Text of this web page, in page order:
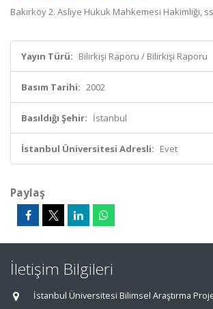
Bakırköy 2. Asliye Hukuk Mahkemesi Hakimliği,
Yayın Türü: Bilirkişi Raporu / Bilirkişi Raporu
Basım Tarihi: 2002
Basıldığı Şehir: İstanbul
İstanbul Üniversitesi Adresli: Evet
Paylaş
İletişim Bilgileri
İstanbul Üniversitesi Bilimsel Araştırma